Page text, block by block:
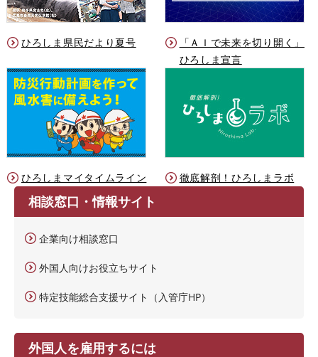
ひろしま県民だより夏号
「ＡＩで未来を切り開く」
ひろしま宣言
ひろしまマイタイムライン 徹底解剖！ひろしまラボ
相談窓口・情報サイト
企業向け相談窓口
外国人向けお役立ちサイト
特定技能総合支援サイト（入管庁HP）
外国人を雇用するには